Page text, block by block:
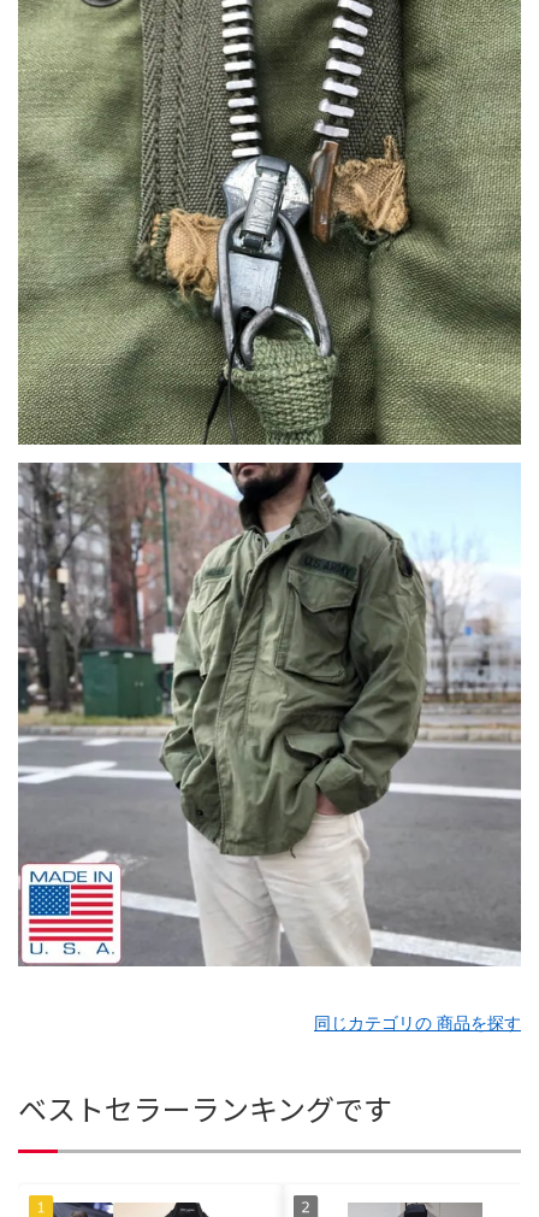
同じカテゴリの 商品を探す
ベストセラーランキングです